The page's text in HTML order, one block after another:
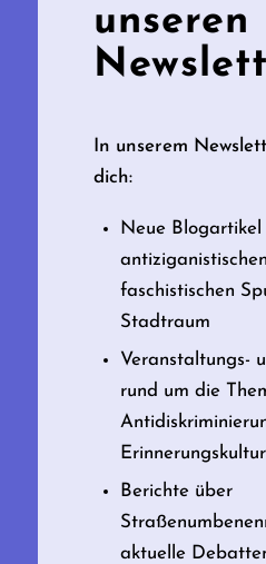
unseren
In unserem
dich:
Neue Blogartikel
faschistischen
Stadtraum
Veranstaltungs-
rund um die
Erinnerungskultur
Berichte über
aktuelle